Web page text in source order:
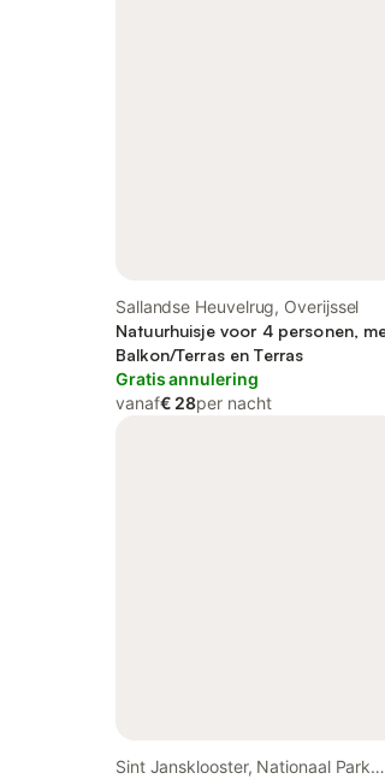
Sallandse Heuvelrug, Overijssel
Natuurhuisje voor 4 personen,
Balkon/Terras en Terras
Gratis annulering
vanaf€ 28per nacht
Sint Jansklooster, Nationaal Park